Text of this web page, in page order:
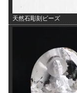
天然石彫刻ビーズ